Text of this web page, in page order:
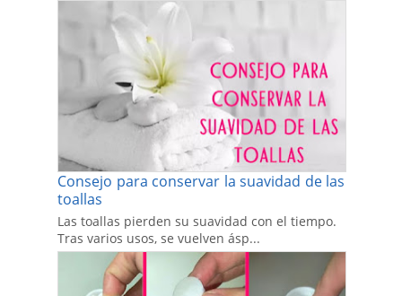
Consejo para conservar la suavidad de las
toallas
Las toallas pierden su suavidad con el tiempo.
Tras varios usos, se vuelven ásp...